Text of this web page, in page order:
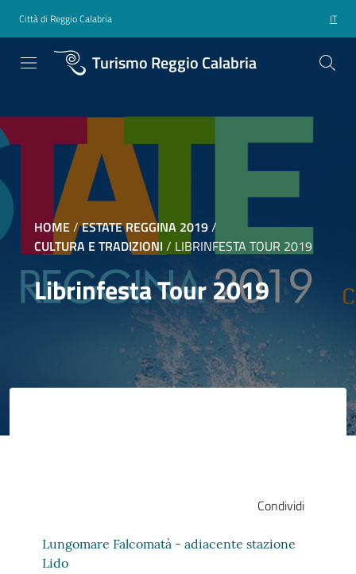
Città di Reggio Calabria IT
Turismo Reggio Calabria
HOME/ESTATE REGGINA 2019/
CULTURA E TRADIZIONI / LIBRINFESTA TOUR 2019
Librinfesta Tour 2019
Condividi
Lungomare Falcomatà - adiacente stazione
Lido